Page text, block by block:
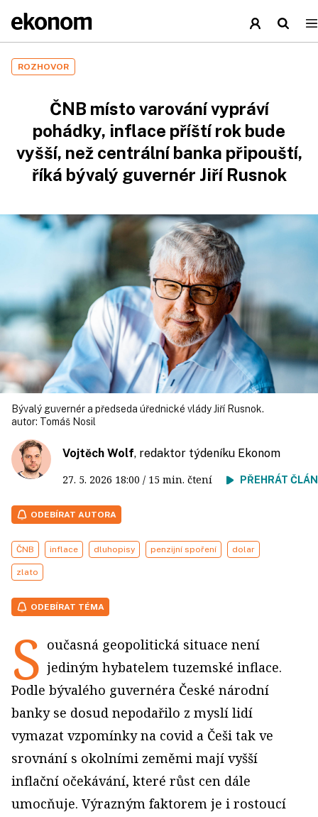
ROZHOVOR
ČNB místo varování vypráví
pohádky, inflace příští rok bude
vyšší, než centrální banka připouští,
říká bývalý guvernér Jiří Rusnok
Bývalý guvernér a předseda úřednické vlády Jiří Rusnok.
autor: Tomáš Nosil
Vojtěch Wolf, redaktor týdeníku Ekonom
27. 5. 2026 18:00 / 15 min. čtení PŘEHRÁT
ODEBÍRAT AUTORA
ČNB inflace dluhopisy penzijní spoření dolar
zlato
ODEBÍRAT TÉMA
S oučasná geopolitická situace není
jediným hybatelem tuzemské inflace.
Podle bývalého guvernéra České národní
banky se dosud nepodařilo z myslí lidí
vymazat vzpomínky na covid a Češi tak ve
srovnání s okolními zeměmi mají vyšší
inflační očekávání, které růst cen dále
umocňuje. Výrazným faktorem je i rostoucí